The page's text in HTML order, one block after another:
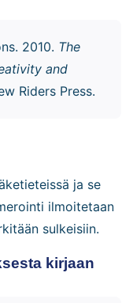
2010. The
and
Riders Press.
ja se
ilmoitetaan
sulkeisiin.
kirjaan